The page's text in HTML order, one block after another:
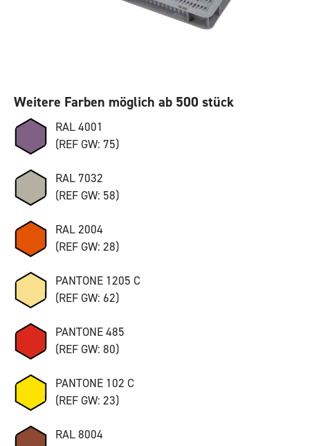
Weitere Farben möglich ab 500 stück
RAL 4001
(REF GW: 75)
RAL 7032
(REF GW: 58)
RAL 2004
(REF GW: 28)
PANTONE 1205 C
(REF GW: 62)
PANTONE 485
(REF GW: 80)
PANTONE 102 C
(REF GW: 23)
RAL 8004